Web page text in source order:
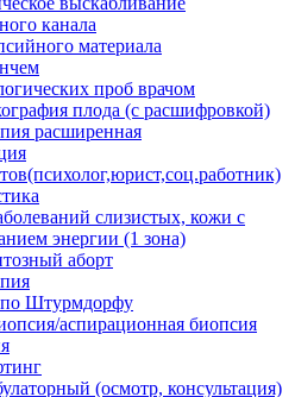
канала
материала
проб врачом
плода (с расшифровкой)
расширенная
слизистых, кожи с
энергии (1 зона)
аборт
Штурмдорфу
аспирационная биопсия
(осмотр, консультация)